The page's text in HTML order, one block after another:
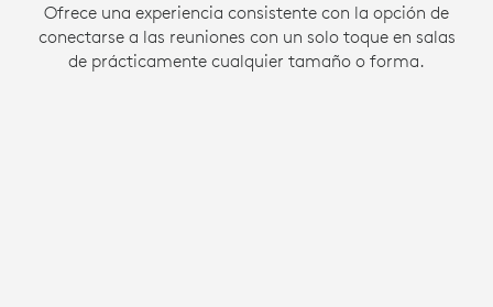
Ofrece una experiencia consistente con la opción de
conectarse a las reuniones con un solo toque en salas
de prácticamente cualquier tamaño o forma.
Ofrece una experiencia consistente con la opción de
conectarse a las reuniones con un solo toque en salas
de prácticamente cualquier tamaño o forma.
Ofrece una experiencia consistente con la opción de
conectarse a las reuniones con un solo toque en salas
de prácticamente cualquier tamaño o forma.